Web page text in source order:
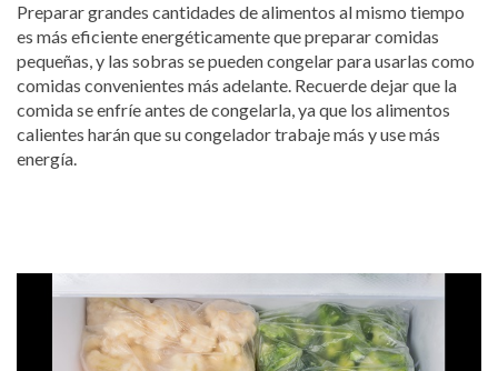
Preparar grandes cantidades de alimentos al mismo tiempo
es más eficiente energéticamente que preparar comidas
pequeñas, y las sobras se pueden congelar para usarlas como
comidas convenientes más adelante. Recuerde dejar que la
comida se enfríe antes de congelarla, ya que los alimentos
calientes harán que su congelador trabaje más y use más
energía.